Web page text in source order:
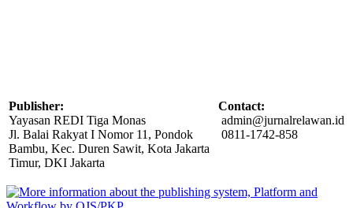
Publisher:
Yayasan REDI Tiga Monas
Jl. Balai Rakyat I Nomor 11, Pondok
Bambu, Kec. Duren Sawit, Kota Jakarta
Timur, DKI Jakarta
Contact:
admin@jurnalrelawan.id
0811-1742-858